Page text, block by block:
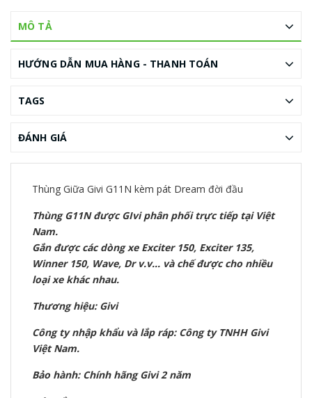
MÔ TẢ
HƯỚNG DẪN MUA HÀNG - THANH TOÁN
TAGS
ĐÁNH GIÁ
Thùng Giữa Givi G11N kèm pát Dream đời đầu
Thùng G11N được GIvi phân phối trực tiếp tại Việt
Nam.
Gắn được các dòng xe Exciter 150, Exciter 135,
Winner 150, Wave, Dr v.v... và chế được cho nhiều
loại xe khác nhau.
Thương hiệu: Givi
Công ty nhập khẩu và lắp ráp: Công ty TNHH Givi
Việt Nam.
Bảo hành: Chính hãng Givi 2 năm